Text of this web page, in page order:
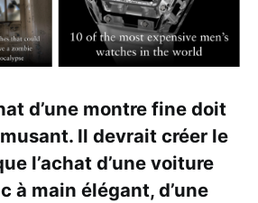
d’une montre fine doit
Il devrait créer le
l’achat d’une voiture
à main élégant, d’une